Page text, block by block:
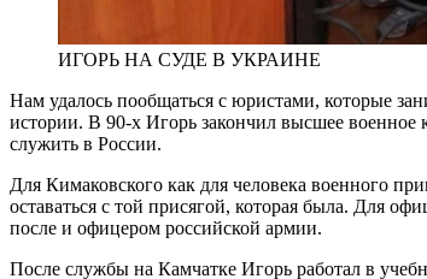
ИГОРЬ НА СУДЕ В УКРАИНЕ
Нам удалось пообщаться с юристами, которые
истории. В 90-х Игорь закончил высшее военное
служить в России.
Для Кимаковского как для человека военного
оставаться с той присягой, которая была. Для
после и офицером российской армии.
После службы на Камчатке Игорь работал в